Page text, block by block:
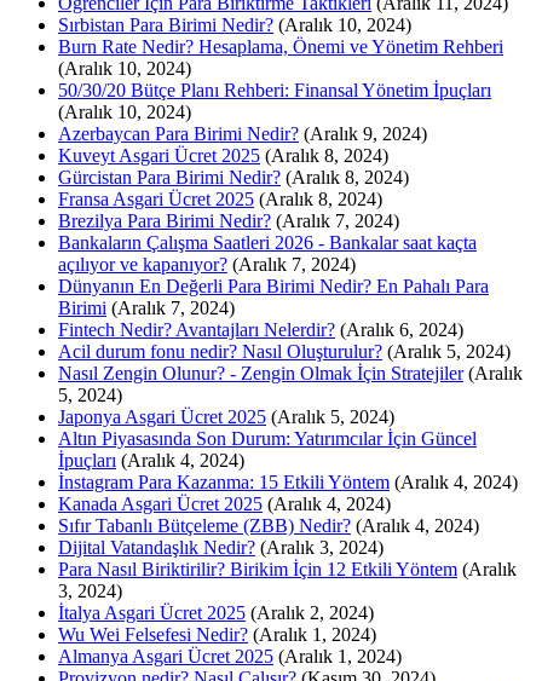
Sırbistan Para Birimi Nedir? (Aralık 10, 2024)
Burn Rate Nedir? Hesaplama, Önemi ve Yönetim Rehberi
(Aralık 10, 2024)
50/30/20 Bütçe Planı Rehberi: Finansal Yönetim İpuçları
(Aralık 10, 2024)
Azerbaycan Para Birimi Nedir? (Aralık 9, 2024)
Kuveyt Asgari Ücret 2025 (Aralık 8, 2024)
Gürcistan Para Birimi Nedir? (Aralık 8, 2024)
Fransa Asgari Ücret 2025 (Aralık 8, 2024)
Brezilya Para Birimi Nedir? (Aralık 7, 2024)
Bankaların Çalışma Saatleri 2026 - Bankalar saat kaçta
açılıyor ve kapanıyor? (Aralık 7, 2024)
Dünyanın En Değerli Para Birimi Nedir? En Pahalı Para
Birimi (Aralık 7, 2024)
Fintech Nedir? Avantajları Nelerdir? (Aralık 6, 2024)
Acil durum fonu nedir? Nasıl Oluşturulur? (Aralık 5, 2024)
Nasıl Zengin Olunur? - Zengin Olmak İçin Stratejiler (Aralık
5, 2024)
Japonya Asgari Ücret 2025 (Aralık 5, 2024)
Altın Piyasasında Son Durum: Yatırımcılar İçin Güncel
İpuçları (Aralık 4, 2024)
İnstagram Para Kazanma: 15 Etkili Yöntem (Aralık 4, 2024)
Kanada Asgari Ücret 2025 (Aralık 4, 2024)
Sıfır Tabanlı Bütçeleme (ZBB) Nedir? (Aralık 4, 2024)
Dijital Vatandaşlık Nedir? (Aralık 3, 2024)
Para Nasıl Biriktirilir? Birikim İçin 12 Etkili Yöntem (Aralık
3, 2024)
İtalya Asgari Ücret 2025 (Aralık 2, 2024)
Wu Wei Felsefesi Nedir? (Aralık 1, 2024)
Almanya Asgari Ücret 2025 (Aralık 1, 2024)